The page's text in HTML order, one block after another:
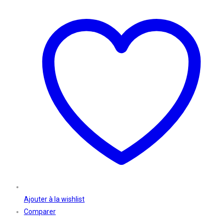
Ajouter à la wishlist
Comparer